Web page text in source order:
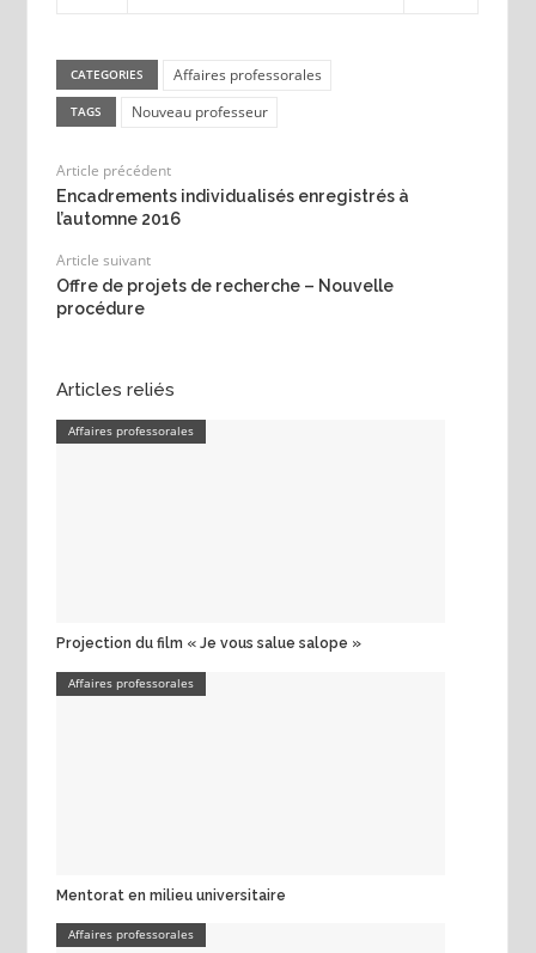
CATEGORIES Affaires professorales
TAGS Nouveau professeur
Article précédent
Encadrements individualisés enregistrés à
l’automne 2016
Article suivant
Offre de projets de recherche – Nouvelle
procédure
Articles reliés
Affaires professorales
Projection du film « Je vous salue salope »
Affaires professorales
Mentorat en milieu universitaire
Affaires professorales